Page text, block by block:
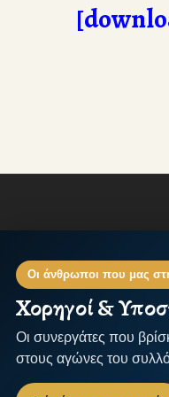
Οι άνθρωποι που μας
Χορηγοί &
Οι συνεργάτες που
στους αγώνες του